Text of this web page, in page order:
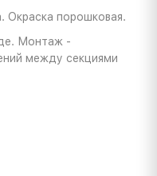
Окраска порошковая.
Монтаж -
между секциями